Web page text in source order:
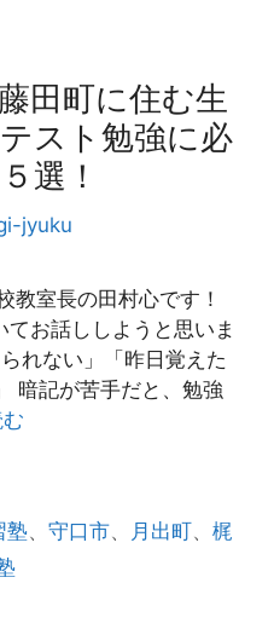
田町に住む生
スト勉強に必
選！
jyuku
教室長の田村心です！
てお話ししようと思いま
れない」「昨日覚えた
暗記が苦手だと、勉強
塾、守口市、 月出町、梶